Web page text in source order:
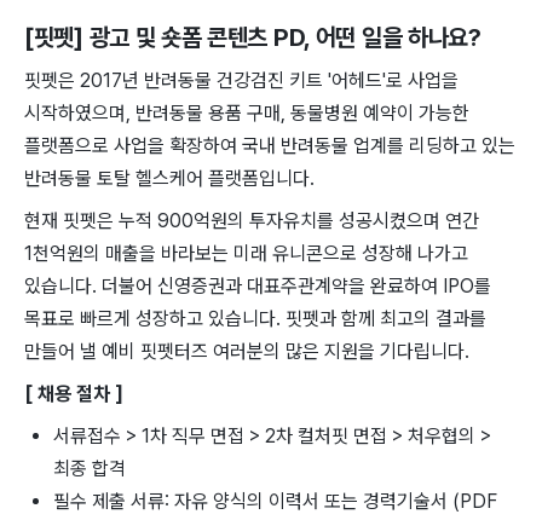
[핏펫] 광고 및 숏폼 콘텐츠 PD, 어떤 일을 하나요?
핏펫은 2017년 ​반려동물 ​건강검진 ​키트 '어헤드'로 ​사업을
시작하였으며, 반려동물 용품 ​구매, ​동물병원 예약이 ​가능한
플랫폼으로 사업을 ​확장하여 국내 ​반려동물 ​업계를 리딩하고 ​있는
​반려동물 ​토탈 헬스케어 플랫폼입니다.
현재 ​핏펫은 ​누적 900억원의 투자유치를 ​성공시켰으며 ​연간 ​
1천억원의 매출을 바라보는 ​미래 유니콘으로 ​성장해 ​나가고
있습니다. ​더불어 신영증권과 ​대표주관계약을 ​완료하여 IPO를
목표로 ​빠르게 성장하고 ​있습니다. 핏펫과 함께 최고의 결과를
만들어 낼 예비 핏펫터즈 여러분의 많은 지원을 기다립니다.
[ 채용 절차 ]
서류접수 > 1차 직무 면접 > 2차 컬처핏 면접 > 처우협의 >
최종 합격
필수 제출 서류: 자유 양식의 이력서 또는 경력기술서 (PDF